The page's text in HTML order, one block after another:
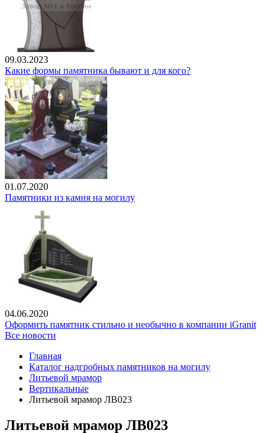
09.03.2023
Какие формы памятника бывают и для кого?
01.07.2020
Памятники из камня на могилу
04.06.2020
Оформить памятник стильно и необычно в компании iGranit
Все новости
Главная
Каталог надгробных памятников на могилу
Литьевой мрамор
Вертикальные
Литьевой мрамор ЛВ023
Литьевой мрамор ЛВ023